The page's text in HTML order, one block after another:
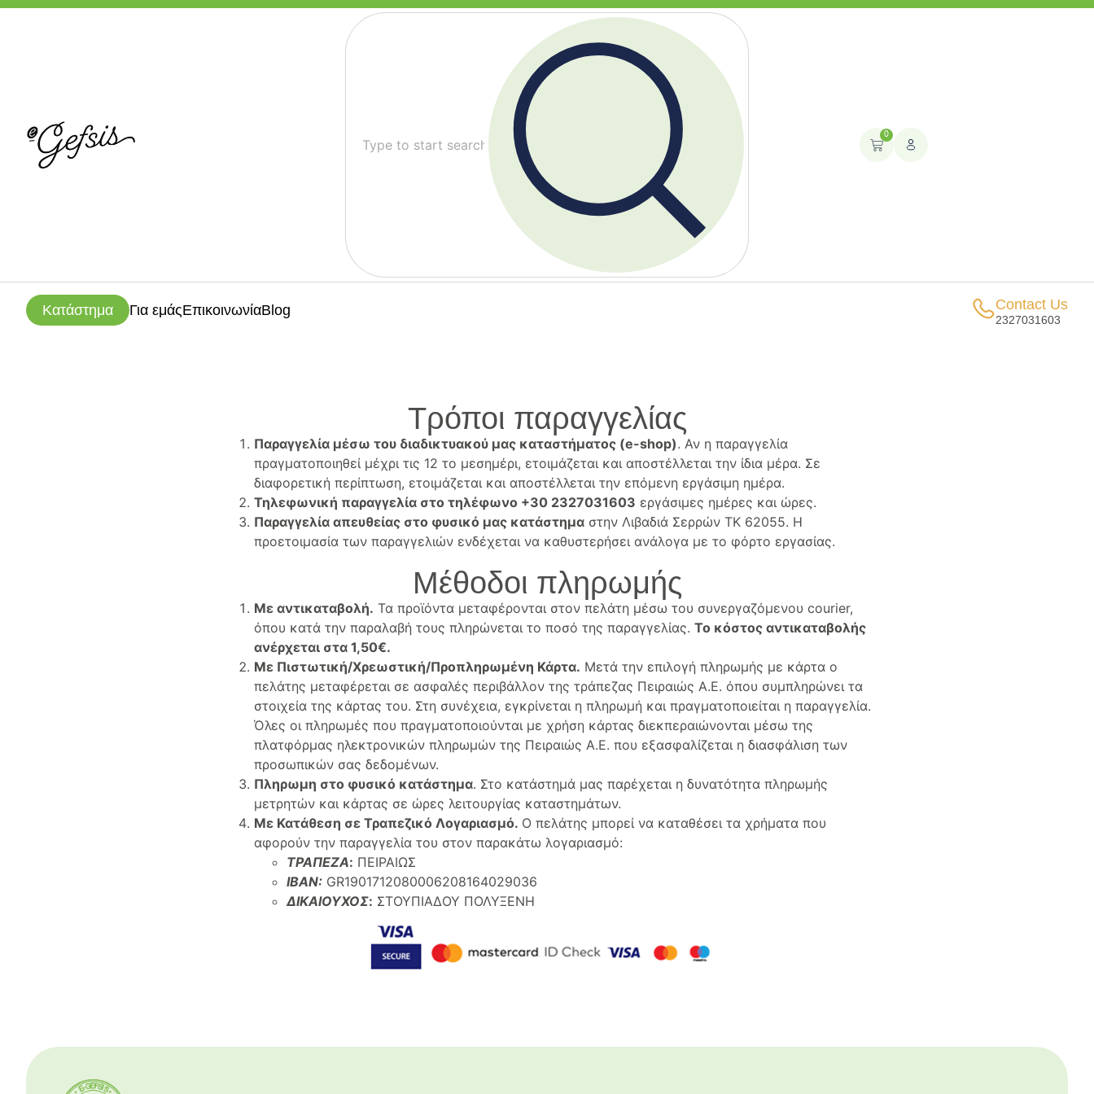
0
Κατάστημα Για εμάςΕπικοινωνίαBlog Contact Us
2327031603
Τρόποι παραγγελίας
Παραγγελία μέσω του διαδικτυακού μας καταστήματος (e-shop). Αν η παραγγελία
πραγματοποιηθεί μέχρι τις 12 το μεσημέρι, ετοιμάζεται και αποστέλλεται την ίδια μέρα. Σε
διαφορετική περίπτωση, ετοιμάζεται και αποστέλλεται την επόμενη εργάσιμη ημέρα.
Τηλεφωνική παραγγελία στο τηλέφωνο +30 2327031603 εργάσιμες ημέρες και ώρες.
Παραγγελία απευθείας στο φυσικό μας κατάστημα στην Λιβαδιά Σερρών ΤΚ 62055. Η
προετοιμασία των παραγγελιών ενδέχεται να καθυστερήσει ανάλογα με το φόρτο εργασίας.
Μέθοδοι πληρωμής
Με αντικαταβολή. Τα προϊόντα μεταφέρονται στον πελάτη μέσω του συνεργαζόμενου courier,
όπου κατά την παραλαβή τους πληρώνεται το ποσό της παραγγελίας. Το κόστος αντικαταβολής
ανέρχεται στα 1,50€.
Με Πιστωτική/Χρεωστική/Προπληρωμένη Κάρτα. Μετά την επιλογή πληρωμής με κάρτα ο
πελάτης μεταφέρεται σε ασφαλές περιβάλλον της τράπεζας Πειραιώς Α.Ε. όπου συμπληρώνει τα
στοιχεία της κάρτας του. Στη συνέχεια, εγκρίνεται η πληρωμή και πραγματοποιείται η παραγγελία.
Όλες οι πληρωμές που πραγματοποιούνται με χρήση κάρτας διεκπεραιώνονται μέσω της
πλατφόρμας ηλεκτρονικών πληρωμών της Πειραιώς Α.Ε. που εξασφαλίζεται η διασφάλιση των
προσωπικών σας δεδομένων.
Πληρωμη στο φυσικό κατάστημα. Στο κατάστημά μας παρέχεται η δυνατότητα πληρωμής
μετρητών και κάρτας σε ώρες λειτουργίας καταστημάτων.
Με Κατάθεση σε Τραπεζικό Λογαριασμό. Ο πελάτης μπορεί να καταθέσει τα χρήματα που
αφορούν την παραγγελία του στον παρακάτω λογαριασμό:
ΤΡΑΠΕΖΑ: ΠΕΙΡΑΙΩΣ
IBAN: GR1901712080006208164029036
ΔΙΚΑΙΟΥΧΟΣ: ΣΤΟΥΠΙΑΔΟΥ ΠΟΛΥΞΕΝΗ